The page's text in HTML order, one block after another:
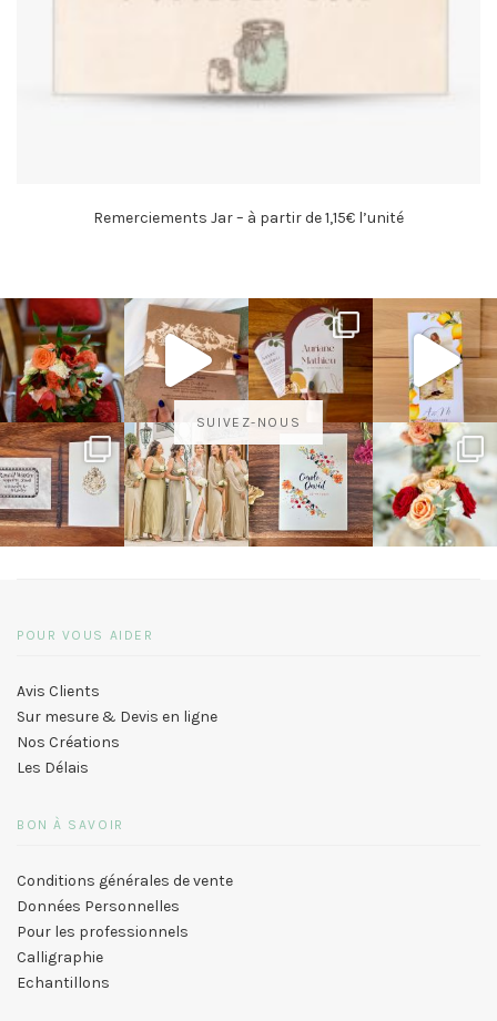
Remerciements Jar – à partir de 1,15€ l’unité
SUIVEZ-NOUS
POUR VOUS AIDER
Avis Clients
Sur mesure & Devis en ligne
Nos Créations
Les Délais
BON À SAVOIR
Conditions générales de vente
Données Personnelles
Pour les professionnels
Calligraphie
Echantillons